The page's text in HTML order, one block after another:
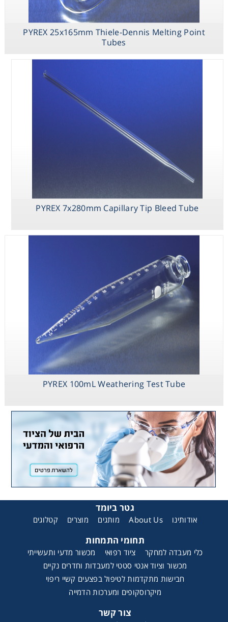
PYREX 25x165mm Thiele-Dennis Melting Point
Tubes
PYREX 7x280mm Capillary Tip Bleed Tube
PYREX 100mL Weathering Test Tube
גטר ביומד
אודותינו About Us מותגים מוצרים קטלוגים
תחומי התמחות
כלי מעבדה למחקר ציוד רפואי
מכשור מדעי ותעשייתי
מכשור וציוד אנטי סטטי למעבדות וחדרים נקיים
חבישות מתקדמות לטיפול בפצעים קשיי ריפוי
מיקרוסקופים ומערכות הדמייה
צור קשר
PYREX 100mL
Weathering Test
Tube